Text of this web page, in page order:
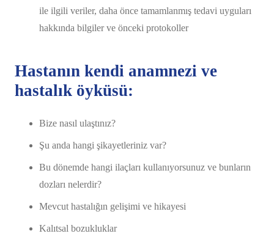
ile ilgili veriler, daha önce tamamlanmış tedavi uyguları
hakkında bilgiler ve önceki protokoller
Hastanın kendi anamnezi ve
hastalık öyküsü:
Bize nasıl ulaştınız?
Şu anda hangi şikayetleriniz var?
Bu dönemde hangi ilaçları kullanıyorsunuz ve bunların
dozları nelerdir?
Mevcut hastalığın gelişimi ve hikayesi
Kalıtsal bozukluklar